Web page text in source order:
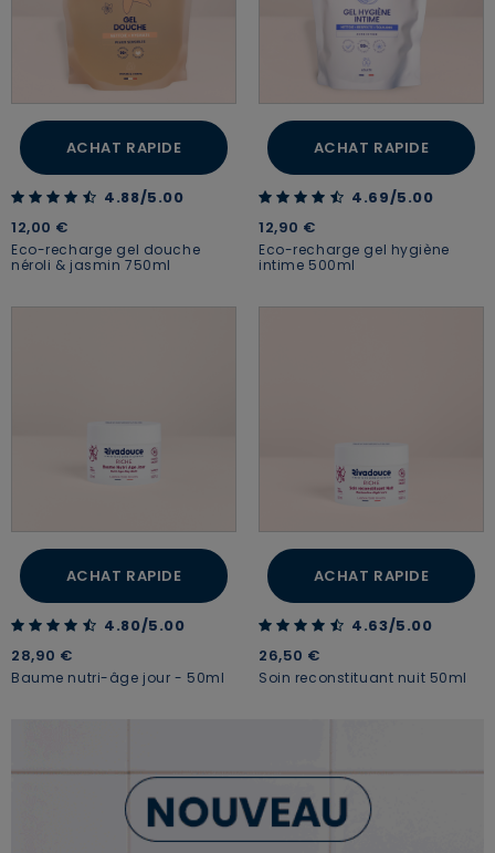
ACHAT RAPIDE
4.88 out of 5 Customer Rating
4.88/5.00
12,00 €
Eco-recharge gel douche
néroli & jasmin 750ml
ACHAT RAPIDE
4.69 out of 5 Customer Rating
4.69/5.00
12,90 €
Eco-recharge gel hygiène
intime 500ml
ACHAT RAPIDE
4.80 out of 5 Customer Rating
4.80/5.00
28,90 €
Baume nutri-âge jour - 50ml
ACHAT RAPIDE
4.63 out of 5 Customer Rating
4.63/5.00
26,50 €
Soin reconstituant nuit 50ml